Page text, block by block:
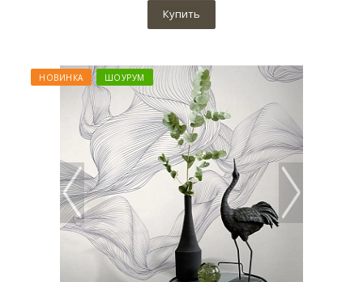
Купить
НОВИНКА ШОУРУМ